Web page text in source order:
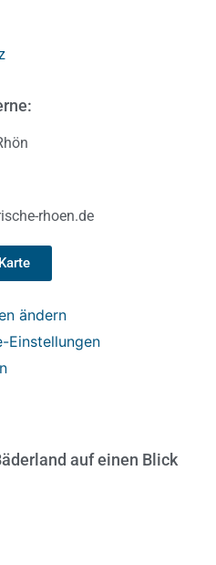
rhoen.de
Karte
ändern
Einstellungen
auf einen Blick